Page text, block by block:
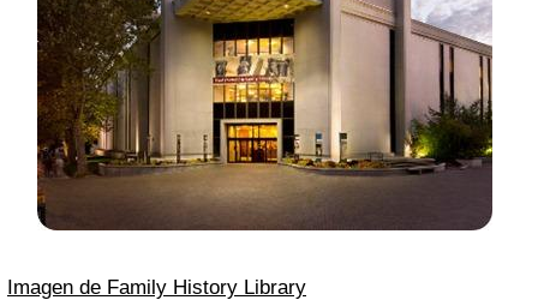
Imagen de Family History Library